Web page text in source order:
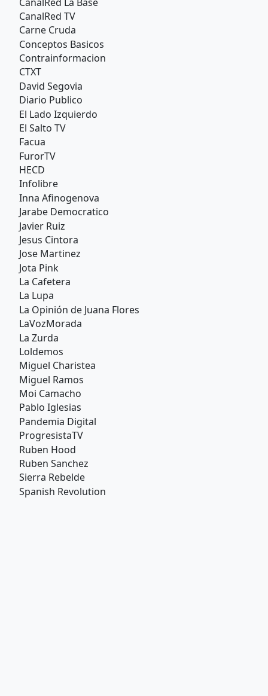
CanalRed TV
Carne Cruda
Conceptos Basicos
Contrainformacion
CTXT
David Segovia
Diario Publico
El Lado Izquierdo
El Salto TV
Facua
FurorTV
HECD
Infolibre
Inna Afinogenova
Jarabe Democratico
Javier Ruiz
Jesus Cintora
Jose Martinez
Jota Pink
La Cafetera
La Lupa
La Opinión de Juana Flores
LaVozMorada
La Zurda
Loldemos
Miguel Charistea
Miguel Ramos
Moi Camacho
Pablo Iglesias
Pandemia Digital
ProgresistaTV
Ruben Hood
Ruben Sanchez
Sierra Rebelde
Spanish Revolution